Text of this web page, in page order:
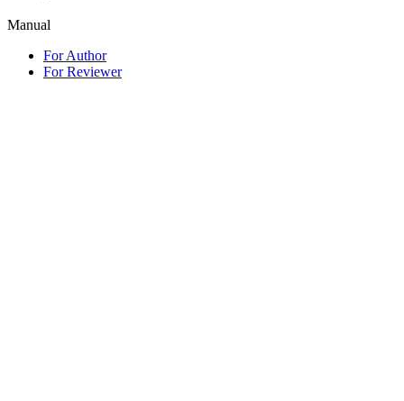
Manual
For Author
For Reviewer